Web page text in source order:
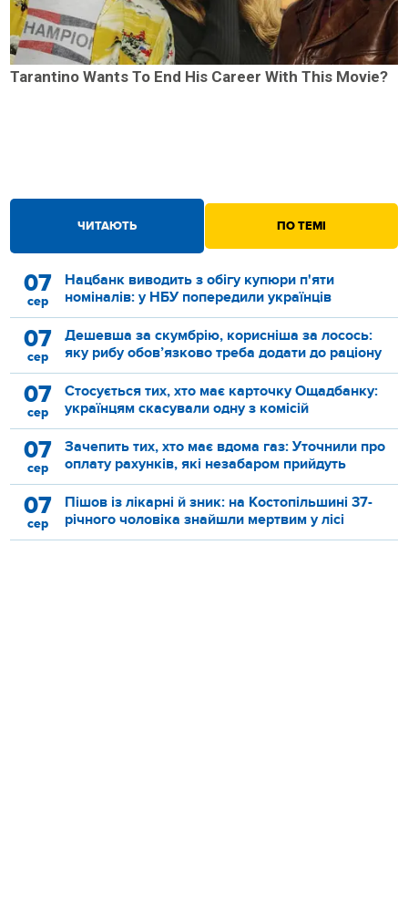
ЧИТАЮТЬ ПО ТЕМІ
07
сер
Нацбанк виводить з обігу купюри п'яти
номіналів: у НБУ попередили українців
07
сер
Дешевша за скумбрію, корисніша за лосось:
яку рибу обов’язково треба додати до раціону
07
сер
Стосується тих, хто має карточку Ощадбанку:
українцям скасували одну з комісій
07
сер
Зачепить тих, хто має вдома газ: Уточнили про
оплату рахунків, які незабаром прийдуть
07
сер
Пішов із лікарні й зник: на Костопільшині 37-
річного чоловіка знайшли мертвим у лісі
Tarantino Wants To End His Career With This Movie?